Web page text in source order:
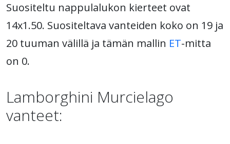
Suositeltu nappulalukon kierteet ovat
14x1.50. Suositeltava vanteiden koko on 19 ja
20 tuuman välillä ja tämän mallin ET-mitta
on 0.
Lamborghini Murcielago
vanteet: